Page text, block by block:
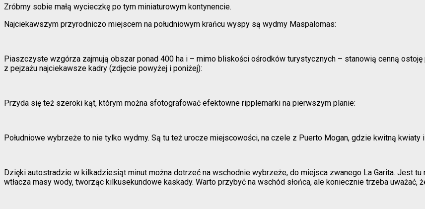
Zróbmy sobie małą wycieczkę po tym miniaturowym kontynencie.
Najciekawszym przyrodniczo miejscem na południowym krańcu wyspy są wydmy Maspalomas:
Piaszczyste wzgórza zajmują obszar ponad 400 ha i – mimo bliskości ośrodków turystycznych – stanowią cenną
z pejzażu najciekawsze kadry (zdjęcie powyżej i poniżej):
Przyda się też szeroki kąt, którym można sfotografować efektowne ripplemarki na pierwszym planie:
Południowe wybrzeże to nie tylko wydmy. Są tu też urocze miejscowości, na czele z Puerto Mogan, gdzie kwitną kwiaty i
Dzięki autostradzie w kilkadziesiąt minut można dotrzeć na wschodnie wybrzeże, do miejsca zwanego La Garita. Jest
wtłacza masy wody, tworząc kilkusekundowe kaskady. Warto przybyć na wschód słońca, ale koniecznie trzeba uważać,